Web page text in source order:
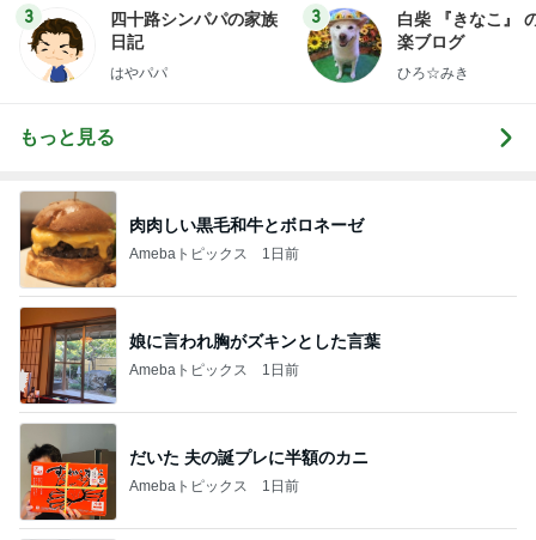
3
四十路シンパパの家族
日記
はやパパ
3
白柴 『きなこ』
楽ブログ
ひろ☆みき
もっと見る
肉肉しい黒毛和牛とボロネーゼ
Amebaトピックス 1日前
娘に言われ胸がズキンとした言葉
Amebaトピックス 1日前
だいた 夫の誕プレに半額のカニ
Amebaトピックス 1日前